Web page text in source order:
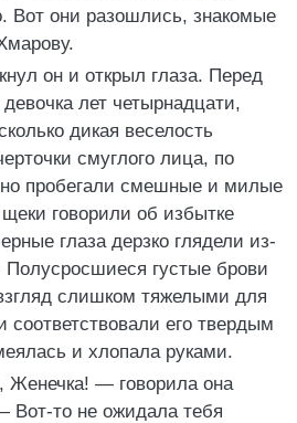
Вот они разошлись, знакомые
он и открыл глаза. Перед
лет четырнадцати,
дикая веселость
смуглого лица, по
пробегали смешные и милые
говорили об избытке
глаза дерзко глядели из-
густые брови
слишком тяжелыми для
соответствовали его твердым
и хлопала руками.
— говорила она
то не ожидала тебя